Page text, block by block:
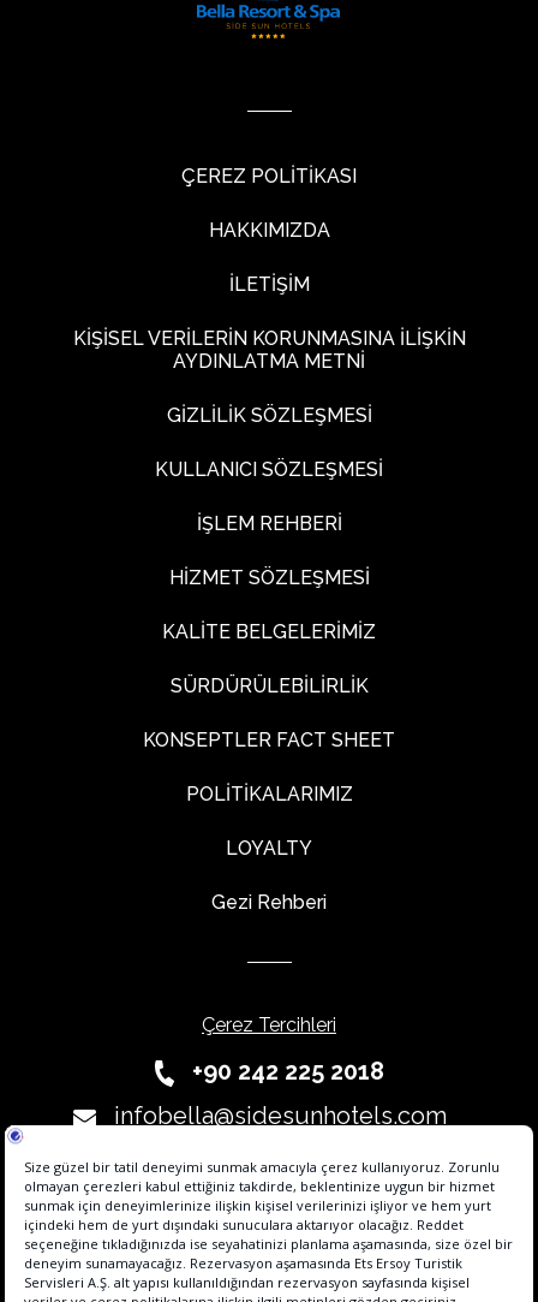
ÇEREZ POLİTİKASI
HAKKIMIZDA
İLETİŞİM
KİŞİSEL VERİLERİN KORUNMASINA İLİŞKİN
AYDINLATMA METNİ
GİZLİLİK SÖZLEŞMESİ
KULLANICI SÖZLEŞMESİ
İŞLEM REHBERİ
HİZMET SÖZLEŞMESİ
KALİTE BELGELERİMİZ
SÜRDÜRÜLEBİLİRLİK
KONSEPTLER FACT SHEET
POLİTİKALARIMIZ
LOYALTY
Gezi Rehberi
Çerez Tercihleri
+90 242 225 2018
infobella@sidesunhotels.com